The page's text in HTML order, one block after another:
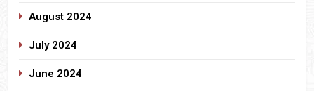
August 2024
July 2024
June 2024